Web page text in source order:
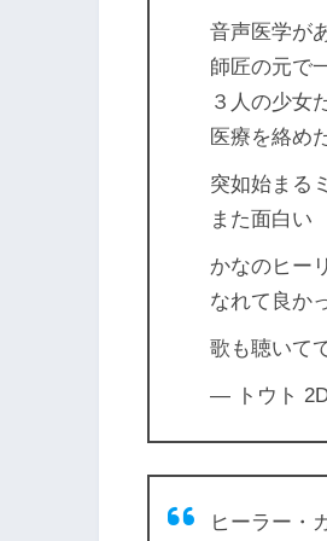
音声医学が
師匠の元で
３人の少女
医療を絡め
突如始まる
また面白い
かなのヒー
なれて良か
歌も聴いて
— トウト
ヒーラー・